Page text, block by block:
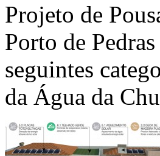
Projeto de
Porto de
seguintes
da Água da